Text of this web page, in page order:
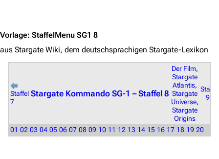
Orte
Objekte
Zeitleiste
Mitmachen
Vorlage: StaffelMenu SG1 8
aus Stargate Wiki, dem deutschsprachigen Stargate-Lexikon
Staffel
7
Stargate Kommando SG-1 – Staffel 8
Der Film,
Stargate
Atlantis,
Stargate
Universe,
Stargate
Origins
Staffel
9
01 02 03 04 05 06 07 08 09 10 11 12 13 14 15 16 17 18 19 20